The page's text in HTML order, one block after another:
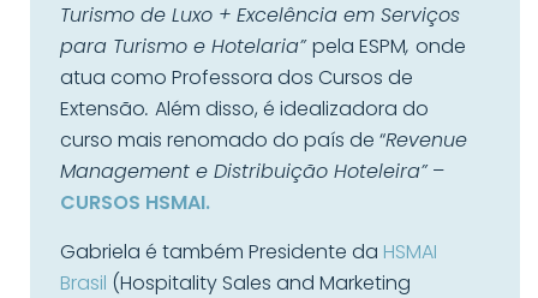
Turismo de Luxo + Excelência em Serviços
para Turismo e Hotelaria”pela ESPM, onde
atua como Professora dos Cursos de
Extensão. Além disso, é idealizadora do
curso mais renomado do país de “Revenue
Management e Distribuição Hoteleira”–
CURSOS HSMAI.
Gabriela é também Presidente da HSMAI
Brasil (Hospitality Sales and Marketing